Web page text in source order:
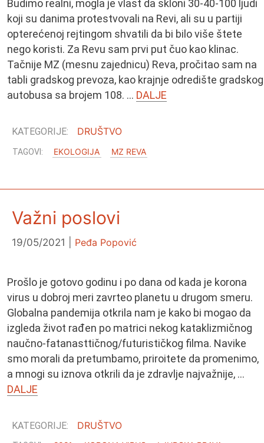
Budimo realni, mogla je vlast da skloni 30-40-100 ljudi
koji su danima protestvovali na Revi, ali su u partiji
opterećenoj rejtingom shvatili da bi bilo više štete
nego koristi. Za Revu sam prvi put čuo kao klinac.
Tačnije MZ (mesnu zajednicu) Reva, pročitao sam na
tabli gradskog prevoza, kao krajnje odredište gradskog
autobusa sa brojem 108. … DALJE
DRUŠTVO
EKOLOGIJA MZ REVA
Važni poslovi
19/05/2021 Peđa Popović
Prošlo je gotovo godinu i po dana od kada je korona
virus u dobroj meri zavrteo planetu u drugom smeru.
Globalna pandemija otkrila nam je kako bi mogao da
izgleda život rađen po matrici nekog kataklizmičnog
naučno-fatanasttičnog/futurističkog filma. Navike
smo morali da pretumbamo, priroitete da promenimo,
a mnogi su iznova otkrili da je zdravlje najvažnije, …
DALJE
DRUŠTVO